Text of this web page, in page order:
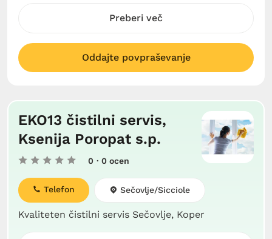
Preberi več
Oddajte povpraševanje
EKO13 čistilni servis,
Ksenija Poropat s.p.
0 · 0 ocen
Kvaliteten čistilni servis Sečovlje, Koper
Telefon Sečovlje/Sicciole